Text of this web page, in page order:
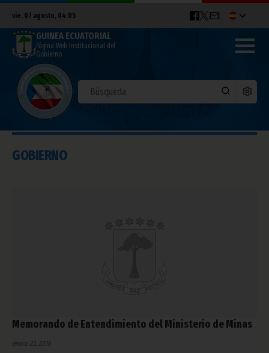
vie. 07 agosto, 04:05
GUINEA ECUATORIAL
Página Web Institucional del
Gobierno
GOBIERNO
Memorando de Entendimiento del Ministerio de Minas
enero 23, 2016